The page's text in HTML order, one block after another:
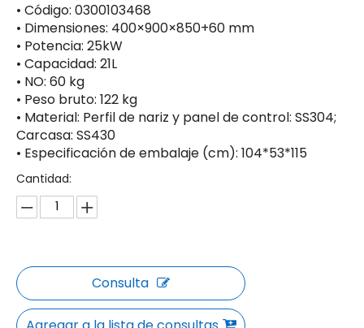
• Código: 0300103468
• Dimensiones: 400×900×850+60 mm
• Potencia: 25kW
• Capacidad: 21L
• NO: 60 kg
• Peso bruto: 122 kg
• Material: Perfil de nariz y panel de control: SS304;
Carcasa: SS430
• Especificación de embalaje (cm): 104*53*115
Cantidad:
Consulta